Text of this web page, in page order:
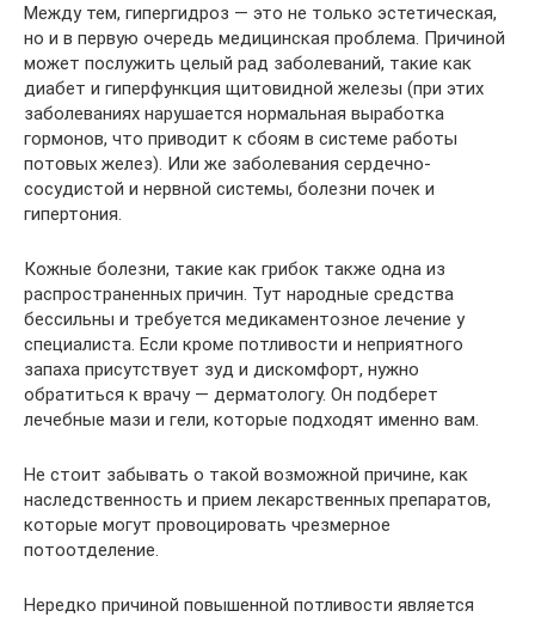
Между тем, гипергидроз — это не только эстетическая,
но и в первую очередь медицинская проблема. Причиной
может послужить целый рад заболеваний, такие как
диабет и гиперфункция щитовидной железы (при этих
заболеваниях нарушается нормальная выработка
гормонов, что приводит к сбоям в системе работы
потовых желез). Или же заболевания сердечно-
сосудистой и нервной системы, болезни почек и
гипертония.
Кожные болезни, такие как грибок также одна из
распространенных причин. Тут народные средства
бессильны и требуется медикаментозное лечение у
специалиста. Если кроме потливости и неприятного
запаха присутствует зуд и дискомфорт, нужно
обратиться к врачу — дерматологу. Он подберет
лечебные мази и гели, которые подходят именно вам.
Не стоит забывать о такой возможной причине, как
наследственность и прием лекарственных препаратов,
которые могут провоцировать чрезмерное
потоотделение.
Нередко причиной повышенной потливости является